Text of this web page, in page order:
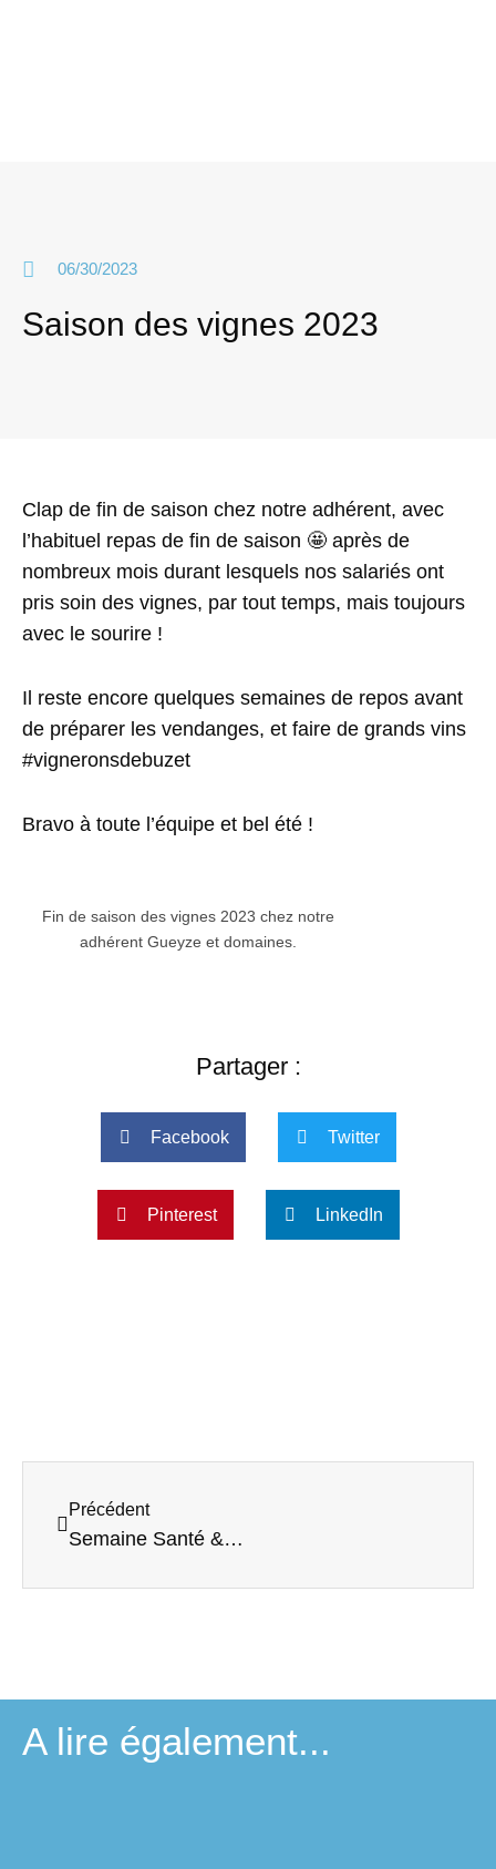
06/30/2023
Saison des vignes 2023
Clap de fin de saison chez notre adhérent, avec
l’habituel repas de fin de saison 🤩 après de
nombreux mois durant lesquels nos salariés ont
pris soin des vignes, par tout temps, mais toujours
avec le sourire !
Il reste encore quelques semaines de repos avant
de préparer les vendanges, et faire de grands vins
#vigneronsdebuzet
Bravo à toute l’équipe et bel été !
Fin de saison des vignes 2023 chez notre
adhérent Gueyze et domaines.
Partager :
Facebook Twitter
Pinterest LinkedIn
Précédent
Semaine Santé & Sécurité 2023 – 5e et dernier jour
A lire également...